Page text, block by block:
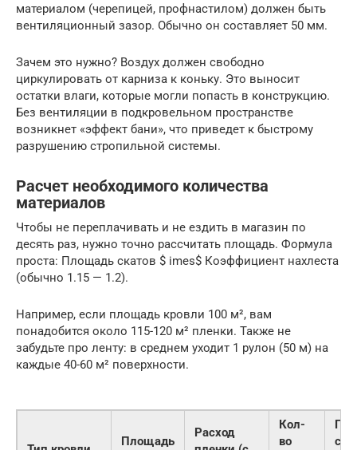
материалом (черепицей, профнастилом) должен быть
вентиляционный зазор. Обычно он составляет 50 мм.
Зачем это нужно? Воздух должен свободно
циркулировать от карниза к коньку. Это выносит
остатки влаги, которые могли попасть в конструкцию.
Без вентиляции в подкровельном пространстве
возникнет «эффект бани», что приведет к быстрому
разрушению стропильной системы.
Расчет необходимого количества
материалов
Чтобы не переплачивать и не ездить в магазин по
десять раз, нужно точно рассчитать площадь. Формула
проста: Площадь скатов $ imes$ Коэффициент нахлеста
(обычно 1.15 — 1.2).
Например, если площадь кровли 100 м², вам
понадобится около 115-120 м² пленки. Также не
забудьте про ленту: в среднем уходит 1 рулон (50 м) на
каждые 40-60 м² поверхности.
Площадь
Расход
Кол-
во